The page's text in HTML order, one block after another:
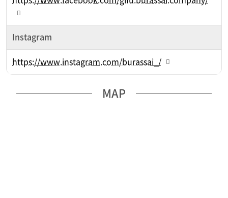
Instagram
https://www.instagram.com/burassai_/
MAP